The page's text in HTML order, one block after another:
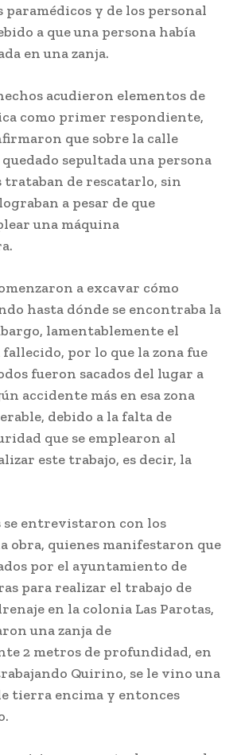
paramédicos y de los personal
a que una persona había
en una zanja.
acudieron elementos de
como primer respondiente,
que sobre la calle
sepultada una persona
trataban de rescatarlo, sin
a pesar de que
una máquina
a excavar cómo
hasta dónde se encontraba la
lamentablemente el
por lo que la zona fue
fueron sacados del lugar a
accidente más en esa zona
debido a la falta de
que se emplearon al
este trabajo, es decir, la
se entrevistaron con los
obra, quienes manifestaron que
por el ayuntamiento de
para realizar el trabajo de
en la colonia Las Parotas,
una zanja de
2 metros de profundidad, en
Quirino, se le vino una
tierra encima y entonces